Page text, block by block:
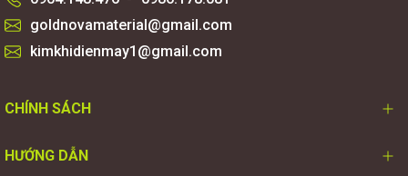
goldnovamaterial@gmail.com
kimkhidienmay1@gmail.com
CHÍNH SÁCH
HƯỚNG DẪN